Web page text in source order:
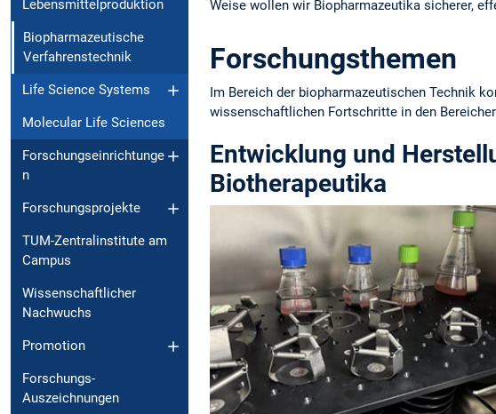
Lebensmittelproduktion
Biopharmazeutische
Verfahrenstechnik
Life Science Systems
Molecular Life Sciences
Forschungseinrichtunge
n
Forschungsprojekte
TUM-Zentralinstitute am
Campus
Wissenschaftlicher
Nachwuchs
Promotion
Forschungs-
Auszeichnungen
Weise wollen wir Biopharmazeutika sicherer,
Forschungsthemen
Im Bereich der biopharmazeutischen Technik
wissenschaftlichen Fortschritte in den
Entwicklung und
Biotherapeutika